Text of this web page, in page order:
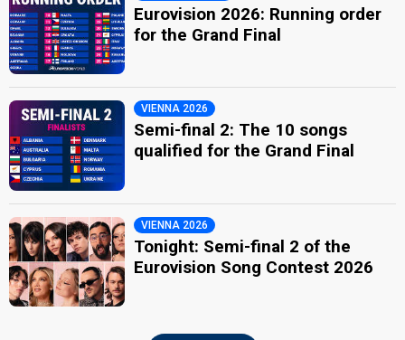
Eurovision 2026: Running order
for the Grand Final
VIENNA 2026
Semi-final 2: The 10 songs
qualified for the Grand Final
VIENNA 2026
Tonight: Semi-final 2 of the
Eurovision Song Contest 2026